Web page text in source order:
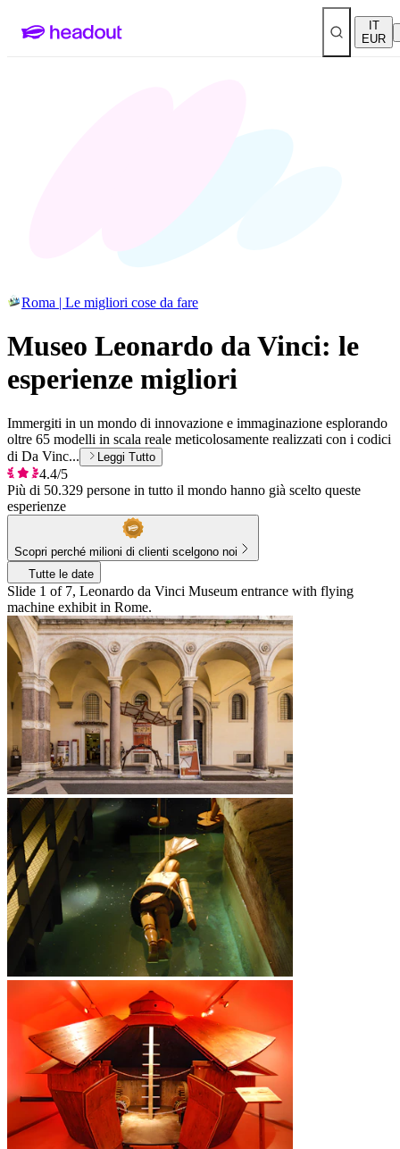
IT
EUR
Roma | Le migliori cose da fare
Museo Leonardo da Vinci: le
esperienze migliori
Immergiti in un mondo di innovazione e immaginazione esplorando
oltre 65 modelli in scala reale meticolosamente realizzati con i codici
di Da Vinc...
Leggi Tutto
4.4/5
Più di 50.329 persone in tutto il mondo hanno già scelto queste
esperienze
Scopri perché milioni di clienti scelgono noi
Tutte le date
Slide 1 of 7, Leonardo da Vinci Museum entrance with flying
machine exhibit in Rome.